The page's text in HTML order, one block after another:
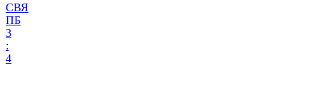
СВЯ
ПБ
3
:
4